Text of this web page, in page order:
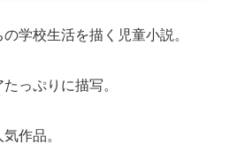
学校生活を描く児童小説。
っぷりに描写。
作品。